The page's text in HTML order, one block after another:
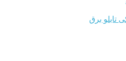
تابلو برق